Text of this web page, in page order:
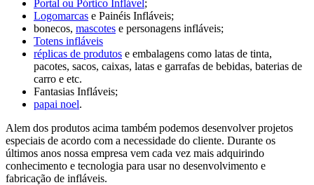
Portal ou Pórtico Inflável;
Logomarcas e Painéis Infláveis;
bonecos, mascotes e personagens infláveis;
Totens infláveis
réplicas de produtos e embalagens como latas de tinta,
pacotes, sacos, caixas, latas e garrafas de bebidas, baterias de
carro e etc.
Fantasias Infláveis;
papai noel.
Alem dos produtos acima também podemos desenvolver projetos
especiais de acordo com a necessidade do cliente. Durante os
últimos anos nossa empresa vem cada vez mais adquirindo
conhecimento e tecnologia para usar no desenvolvimento e
fabricação de infláveis.